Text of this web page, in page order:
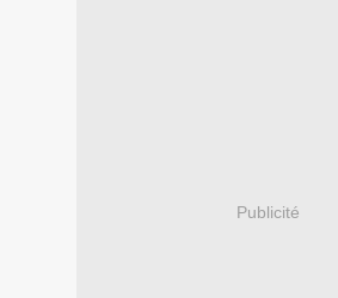
Publicité